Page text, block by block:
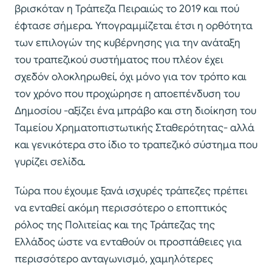
βρισκόταν η Τράπεζα Πειραιώς το 2019 και πού
έφτασε σήμερα. Υπογραμμίζεται έτσι η ορθότητα
των επιλογών της κυβέρνησης για την ανάταξη
του τραπεζικού συστήματος που πλέον έχει
σχεδόν ολοκληρωθεί, όχι μόνο για τον τρόπο και
τον χρόνο που προχώρησε η αποεπένδυση του
Δημοσίου -αξίζει ένα μπράβο και στη διοίκηση του
Ταμείου Χρηματοπιστωτικής Σταθερότητας- αλλά
και γενικότερα στο ίδιο το τραπεζικό σύστημα που
γυρίζει σελίδα.
Τώρα που έχουμε ξανά ισχυρές τράπεζες πρέπει
να ενταθεί ακόμη περισσότερο ο εποπτικός
ρόλος της Πολιτείας και της Τράπεζας της
Ελλάδος ώστε να ενταθούν οι προσπάθειες για
περισσότερο ανταγωνισμό, χαμηλότερες